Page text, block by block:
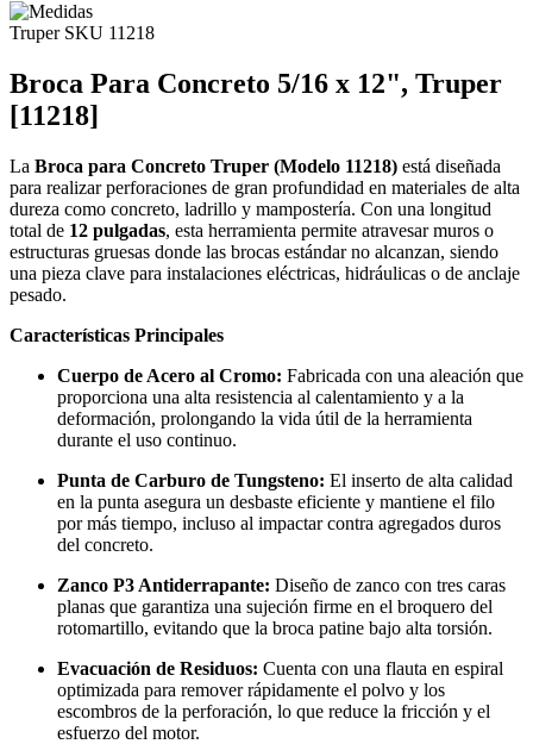
Truper SKU 11218
Broca Para Concreto 5/16 x 12", Truper
[11218]
La Broca para Concreto Truper (Modelo 11218) está diseñada
para realizar perforaciones de gran profundidad en materiales de alta
dureza como concreto, ladrillo y mampostería. Con una longitud
total de 12 pulgadas, esta herramienta permite atravesar muros o
estructuras gruesas donde las brocas estándar no alcanzan, siendo
una pieza clave para instalaciones eléctricas, hidráulicas o de anclaje
pesado.
Características Principales
Cuerpo de Acero al Cromo: Fabricada con una aleación que
proporciona una alta resistencia al calentamiento y a la
deformación, prolongando la vida útil de la herramienta
durante el uso continuo.
Punta de Carburo de Tungsteno: El inserto de alta calidad
en la punta asegura un desbaste eficiente y mantiene el filo
por más tiempo, incluso al impactar contra agregados duros
del concreto.
Zanco P3 Antiderrapante: Diseño de zanco con tres caras
planas que garantiza una sujeción firme en el broquero del
rotomartillo, evitando que la broca patine bajo alta torsión.
Evacuación de Residuos: Cuenta con una flauta en espiral
optimizada para remover rápidamente el polvo y los
escombros de la perforación, lo que reduce la fricción y el
esfuerzo del motor.